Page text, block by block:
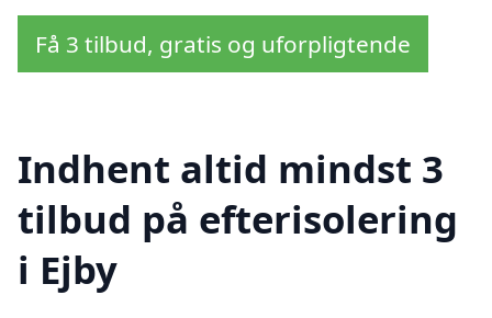
Få 3 tilbud, gratis og uforpligtende
Indhent altid mindst 3
tilbud på efterisolering
i Ejby